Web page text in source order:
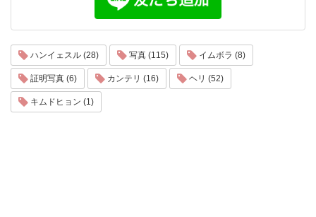
ハンイェスル (28) 写真 (115) イムボラ (8)
証明写真 (6) カンテリ (16) ヘリ (52)
キムドヒョン (1)